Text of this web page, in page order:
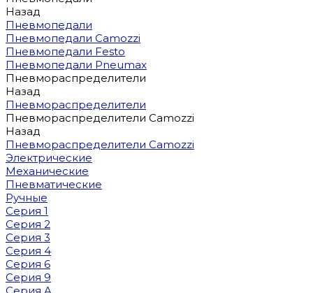
Назад
Пневмопедали
Пневмопедали Camozzi
Пневмопедали Festo
Пневмопедали Pneumax
Пневмораспределители
Назад
Пневмораспределители
Пневмораспределители Camozzi
Назад
Пневмораспределители Camozzi
Электрические
Механические
Пневматические
Ручные
Серия 1
Серия 2
Серия 3
Серия 4
Серия 6
Серия 9